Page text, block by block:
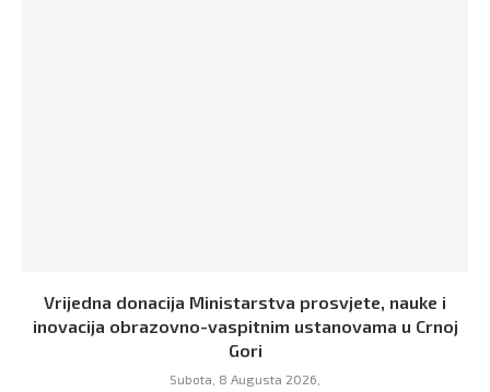
Vrijedna donacija Ministarstva prosvjete, nauke i
inovacija obrazovno-vaspitnim ustanovama u Crnoj
Gori
Subota, 8 Augusta 2026,